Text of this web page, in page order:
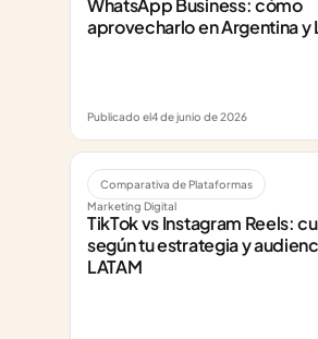
WhatsApp Business: cómo
aprovecharlo en Argentina y
Publicado el4 de junio de 2026
Comparativa de Plataformas
Marketing Digital
TikTok vs Instagram Reels:
según tu estrategia y
LATAM